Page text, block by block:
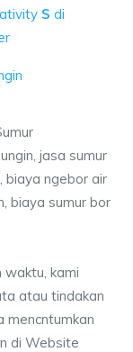
S di
jasa sumur
biaya ngebor air
biaya sumur bor
waktu, kami
atau tindakan
mencntumkan
di Website